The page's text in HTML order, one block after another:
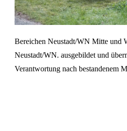
Bereichen Neustadt/WN Mitte und
Neustadt/WN. ausgebildet und
Verantwortung nach bestandenem